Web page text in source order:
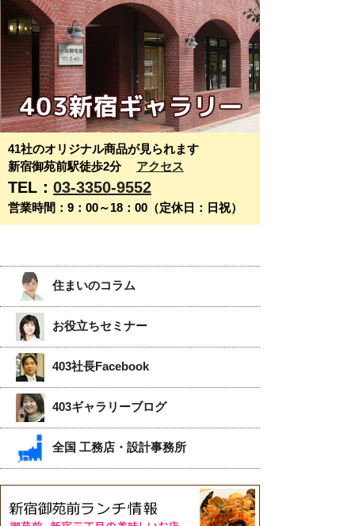
41社のオリジナル商品が見られます
新宿御苑前駅徒歩2分 アクセス
TEL： 03-3350-9552
営業時間：9：00～18：00（定休日：日祝）
住まいのコラム
お役立ちセミナー
403社長Facebook
403ギャラリーブログ
全国 工務店・設計事務所